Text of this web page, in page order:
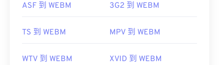
https://www.videohelp.com/dvd#tech
由以下公司開發： ;CoreCode。
https://en.wikipedia.org/wiki/WebM
ASF 到 WEBM 3G2 到 WEBM
TS 到 WEBM MPV 到 WEBM
WTV 到 WEBM XVID 到 WEBM